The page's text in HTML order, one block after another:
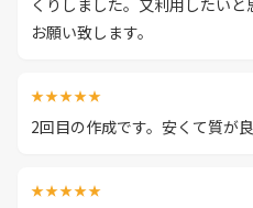
お願い致します。
★★★★★
2回目の作成です。安くて質が
★★★★★